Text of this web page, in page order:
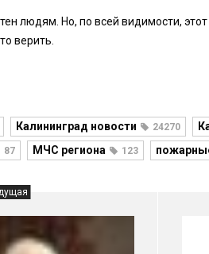
людям. Но, по всей видимости,
верить.
Калининград новости 24270
87 МЧС региона 123